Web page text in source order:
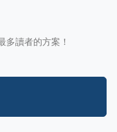
讀者的方案！